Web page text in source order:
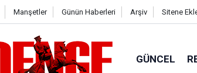
Manşetler Günün Haberleri Arşiv Sitene
GÜNCEL